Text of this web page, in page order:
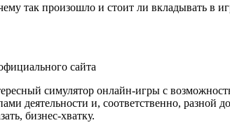
так произошло и стоит ли вкладывать в
сайта
симулятор онлайн-игры с
деятельности и, соответственно,
бизнес-хватку.